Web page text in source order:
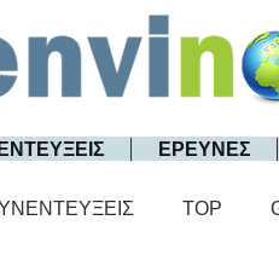
ΕΡΕΥΝΕΣ
TOP